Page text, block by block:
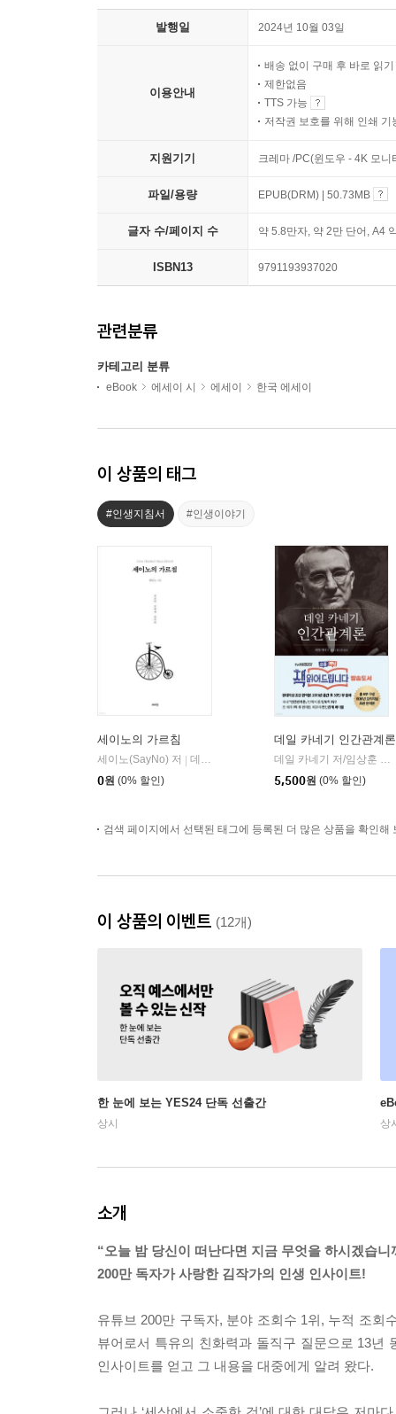
발행일 2024년 10월 03일
이용안내
배송 없이 구매 후 바로 읽기
제한없음
TTS 가능
저작권 보호를 위해 인쇄 기
지원기기 크레마 /PC(윈도우 - 4K 모
파일/용량 EPUB(DRM) | 50.73MB
글자 수/페이지 수 약 5.8만자, 약 2만 단어, A4
ISBN13 9791193937020
관련분류
카테고리 분류
eBook 에세이 시 에세이 한국 에세이
이 상품의 태그
#인생지침서 #인생이야기
세이노의 가르침
세이노(SayNo) 저 | 데이원
0원 (0% 할인)
데일 카네기 인간관계론
5,500원 (0% 할인)
검색 페이지에서 선택된 태그에 등록된 더 많은 상품을 확인해
이 상품의 이벤트 (12개)
한 눈에 보는 YES24 단독 선출간
상시 상
소개
“오늘 밤 당신이 떠난다면 지금 무엇을 하시겠습니
200만 독자가 사랑한 김작가의 인생 인사이트!
유튜브 200만 구독자, 분야 조회수 1위, 누적 조회
뷰어로서 특유의 친화력과 돌직구 질문으로 13년
인사이트를 얻고 그 내용을 대중에게 알려 왔다.